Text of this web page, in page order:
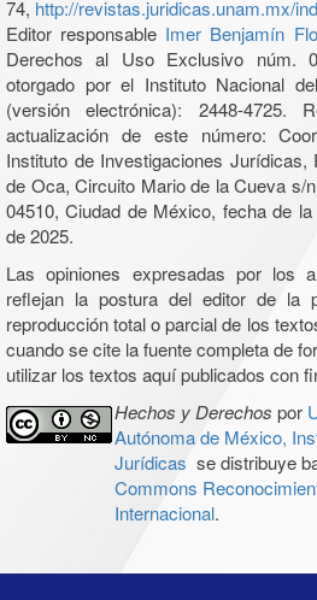
74, http://revistas.juridicas.unam.mx/
Editor responsable Imer Benjamín
Derechos al Uso Exclusivo núm.
otorgado por el Instituto Nacional
(versión electrónica): 2448-4725.
actualización de este número:
Instituto de Investigaciones Jurídicas,
de Oca, Circuito Mario de la Cueva s/
04510, Ciudad de México, fecha de
de 2025.
Las opiniones expresadas por los
reflejan la postura del editor de la
reproducción total o parcial de los
cuando se cite la fuente completa de
utilizar los textos aquí publicados con
Hechos y Derechos por
Autónoma de México,
Jurídicas se distribuye
Commons
Internacional.